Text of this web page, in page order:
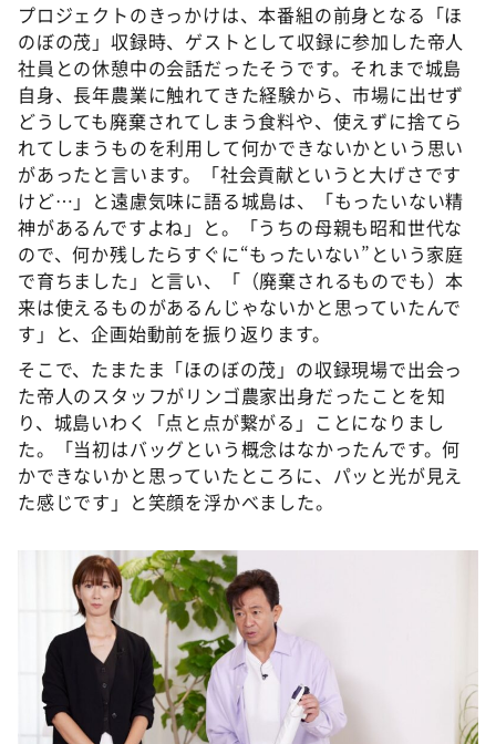
プロジェクトのきっかけは、本番組の前身となる「ほ
のぼの茂」収録時、ゲストとして収録に参加した帝人
社員との休憩中の会話だったそうです。それまで城島
自身、長年農業に触れてきた経験から、市場に出せず
どうしても廃棄されてしまう食料や、使えずに捨てら
れてしまうものを利用して何かできないかという思い
があったと言います。「社会貢献というと大げさです
けど…」と遠慮気味に語る城島は、「もったいない精
神があるんですよね」と。「うちの母親も昭和世代な
ので、何か残したらすぐに“もったいない”という家庭
で育ちました」と言い、「（廃棄されるものでも）本
来は使えるものがあるんじゃないかと思っていたんで
す」と、企画始動前を振り返ります。
そこで、たまたま「ほのぼの茂」の収録現場で出会っ
た帝人のスタッフがリンゴ農家出身だったことを知
り、城島いわく「点と点が繋がる」ことになりまし
た。「当初はバッグという概念はなかったんです。何
かできないかと思っていたところに、パッと光が見え
た感じです」と笑顔を浮かべました。